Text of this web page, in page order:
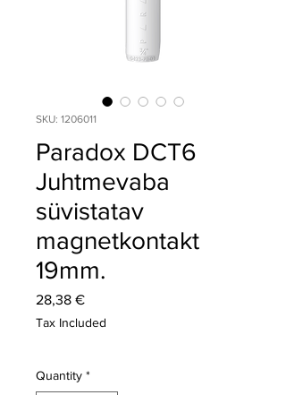
SKU: 1206011
Paradox DCT6
Juhtmevaba
süvistatav
magnetkontakt
19mm.
28,38 €Price
Tax Included
Quantity *